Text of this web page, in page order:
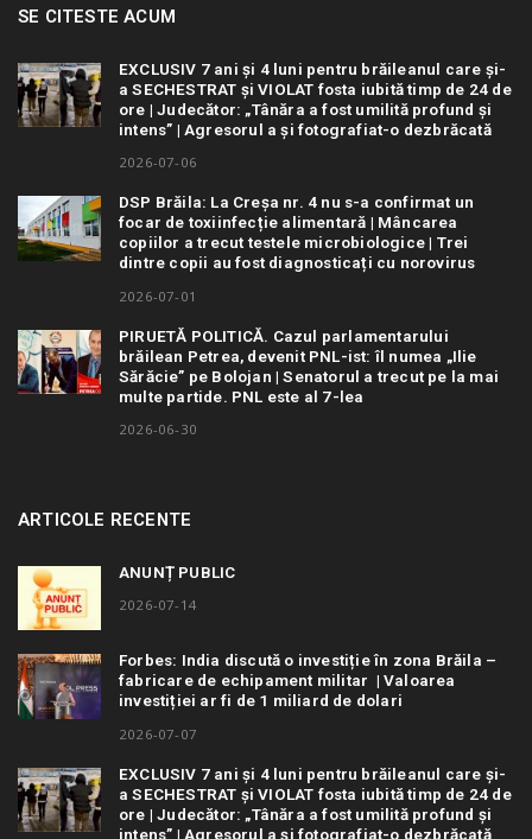
SE CITESTE ACUM
EXCLUSIV 7 ani și 4 luni pentru brăileanul care și-
a SECHESTRAT și VIOLAT fosta iubită timp de 24 de
ore | Judecător: „Tânăra a fost umilită profund și
intens” | Agresorul a și fotografiat-o dezbrăcată
2026-07-06
DSP Brăila: La Creșa nr. 4 nu s-a confirmat un
focar de toxiinfecție alimentară | Mâncarea
copiilor a trecut testele microbiologice | Trei
dintre copii au fost diagnosticați cu norovirus
2026-07-01
PIRUETĂ POLITICĂ. Cazul parlamentarului
brăilean Petrea, devenit PNL-ist: îl numea „Ilie
Sărăcie” pe Bolojan | Senatorul a trecut pe la mai
multe partide. PNL este al 7-lea
2026-06-30
ARTICOLE RECENTE
ANUNȚ PUBLIC
2026-07-14
Forbes: India discută o investiție în zona Brăila –
fabricare de echipament militar | Valoarea
investiției ar fi de 1 miliard de dolari
2026-07-07
EXCLUSIV 7 ani și 4 luni pentru brăileanul care și-
a SECHESTRAT și VIOLAT fosta iubită timp de 24 de
ore | Judecător: „Tânăra a fost umilită profund și
intens” | Agresorul a și fotografiat-o dezbrăcată